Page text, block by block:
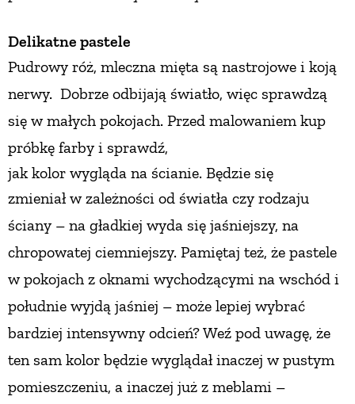
Delikatne pastele
Pudrowy róż, mleczna mięta są nastrojowe i koją
nerwy. Dobrze odbijają światło, więc sprawdzą
się w małych pokojach. Przed malowaniem kup
próbkę farby i sprawdź,
jak kolor wygląda na ścianie. Będzie się
zmieniał w zależności od światła czy rodzaju
ściany – na gładkiej wyda się jaśniejszy, na
chropowatej ciemniejszy. Pamiętaj też, że pastele
w pokojach z oknami wychodzącymi na wschód i
południe wyjdą jaśniej – może lepiej wybrać
bardziej intensywny odcień? Weź pod uwagę, że
ten sam kolor będzie wyglądał inaczej w pustym
pomieszczeniu, a inaczej już z meblami –